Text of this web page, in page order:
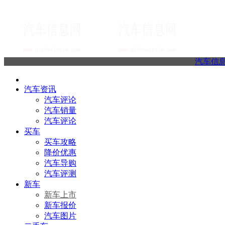
汽车信
汽车资讯
汽车评论
汽车销量
汽车评论
买车
买车攻略
降价优惠
汽车导购
汽车评测
新车
新车上市
新车报价
汽车图片